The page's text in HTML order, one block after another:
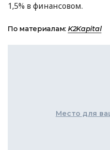
1,5% в финансовом.
По материалам: K2Kapital
Место для